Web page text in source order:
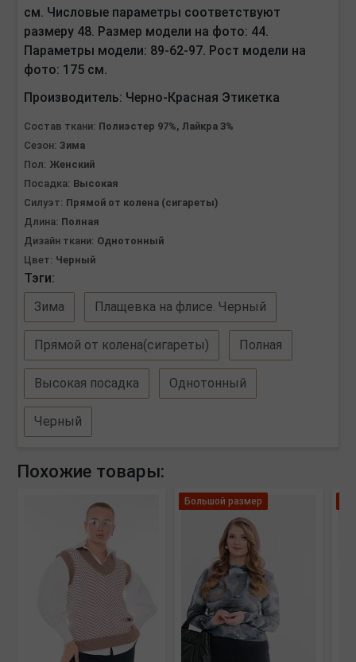
см. Числовые параметры соответствуют
размеру 48. Размер модели на фото: 44.
Параметры модели: 89-62-97. Рост модели на
фото: 175 см.
Производитель: Черно-Красная Этикетка
Состав ткани: Полиэстер 97%, Лайкра 3%
Сезон: Зима
Пол: Женский
Посадка: Высокая
Силуэт: Прямой от колена (сигареты)
Длина: Полная
Дизайн ткани: Однотонный
Цвет: Черный
Тэги:
Зима
Плащевка на флисе. Черный
Прямой от колена(сигареты) Полная
Высокая посадка Однотонный
Черный
Похожие товары:
Большой размер